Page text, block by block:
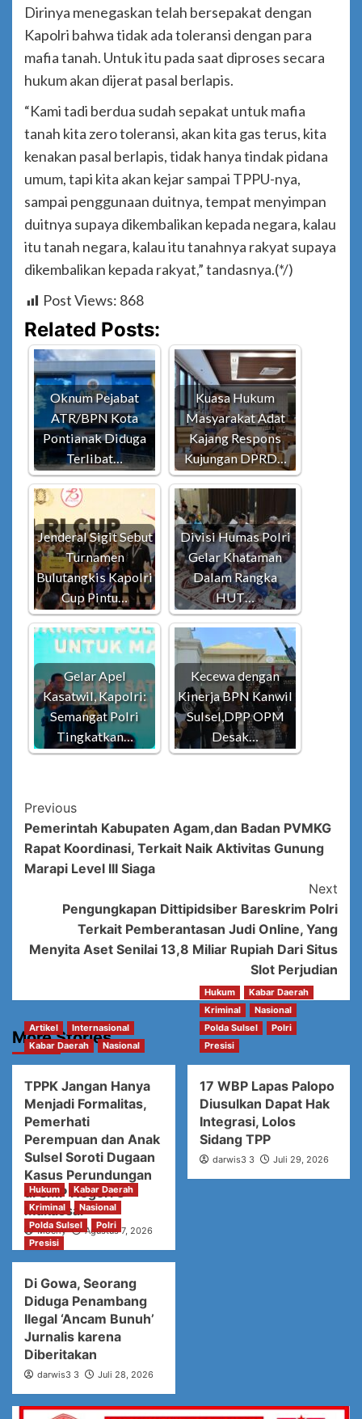
Dirinya menegaskan telah bersepakat dengan
Kapolri bahwa tidak ada toleransi dengan para
mafia tanah. Untuk itu pada saat diproses secara
hukum akan dijerat pasal berlapis.
“Kami tadi berdua sudah sepakat untuk mafia
tanah kita zero toleransi, akan kita gas terus, kita
kenakan pasal berlapis, tidak hanya tindak pidana
umum, tapi kita akan kejar sampai TPPU-nya,
sampai penggunaan duitnya, tempat menyimpan
duitnya supaya dikembalikan kepada negara, kalau
itu tanah negara, kalau itu tanahnya rakyat supaya
dikembalikan kepada rakyat,” tandasnya.(*/)
Post Views: 868
Related Posts:
Oknum Pejabat
ATR/BPN Kota
Pontianak Diduga
Terlibat…
Kuasa Hukum
Masyarakat Adat
Kajang Respons
Kujungan DPRD…
Jenderal Sigit Sebut
Turnamen
Bulutangkis Kapolri
Cup Pintu…
Divisi Humas Polri
Gelar Khataman
Dalam Rangka
HUT…
Gelar Apel
Kasatwil, Kapolri:
Semangat Polri
Tingkatkan…
Kecewa dengan
Kinerja BPN Kanwil
Sulsel,DPP OPM
Desak…
Post
Navigation
Previous
Pemerintah Kabupaten Agam,dan Badan PVMKG
Rapat Koordinasi, Terkait Naik Aktivitas Gunung
Marapi Level III Siaga
Next
Pengungkapan Dittipidsiber Bareskrim Polri
Terkait Pemberantasan Judi Online, Yang
Menyita Aset Senilai 13,8 Miliar Rupiah Dari Situs
Slot Perjudian
More Stories
Artikel
Internasional
Kabar Daerah
Nasional
TPPK Jangan Hanya
Menjadi Formalitas,
Pemerhati
Perempuan dan Anak
Sulsel Soroti Dugaan
Kasus Perundungan
di SMP Negeri 3
Makassar
Mochy Agustus 7, 2026
Hukum
Kabar Daerah
Kriminal
Nasional
Polda Sulsel
Polri
Presisi
17 WBP Lapas Palopo
Diusulkan Dapat Hak
Integrasi, Lolos
Sidang TPP
darwis3 3 Juli 29, 2026
Hukum
Kabar Daerah
Kriminal
Nasional
Polda Sulsel
Polri
Presisi
Di Gowa, Seorang
Diduga Penambang
Ilegal ‘Ancam Bunuh’
Jurnalis karena
Diberitakan
darwis3 3 Juli 28, 2026